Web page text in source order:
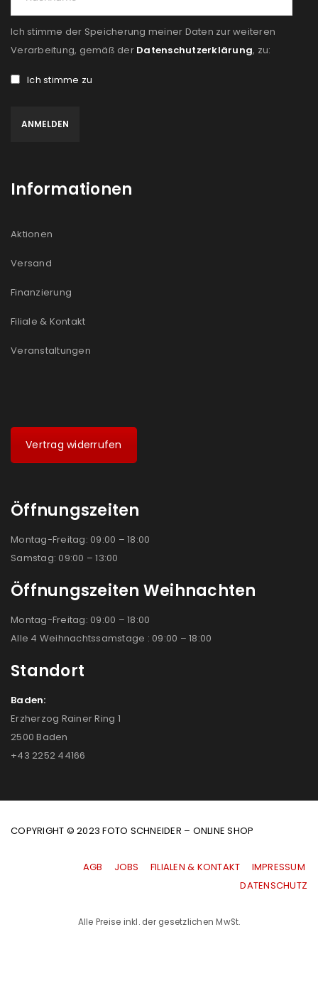
Ich stimme der Speicherung meiner Daten zur weiteren
Verarbeitung, gemäß der Datenschutzerklärung, zu:
Ich stimme zu
Informationen
Aktionen
Versand
Finanzierung
Filiale & Kontakt
Veranstaltungen
Vertrag widerrufen
Öffnungszeiten
Montag-Freitag: 09:00 – 18:00
Samstag: 09:00 – 13:00
Öffnungszeiten Weihnachten
Montag-Freitag: 09:00 – 18:00
Alle 4 Weihnachtssamstage : 09:00 – 18:00
Standort
Baden:
Erzherzog Rainer Ring 1
2500 Baden
+43 2252 44166
COPYRIGHT © 2023 FOTO SCHNEIDER – ONLINE SHOP
AGB JOBS FILIALEN & KONTAKT
IMPRESSUM
|DATENSCHUTZ
Alle Preise inkl. der gesetzlichen MwSt.